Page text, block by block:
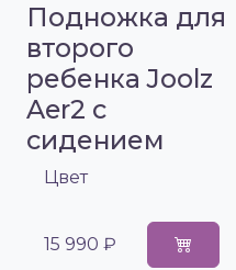
Подножка для
второго
ребенка Joolz
Aer2 с
сидением
Цвет
15 990 ₽